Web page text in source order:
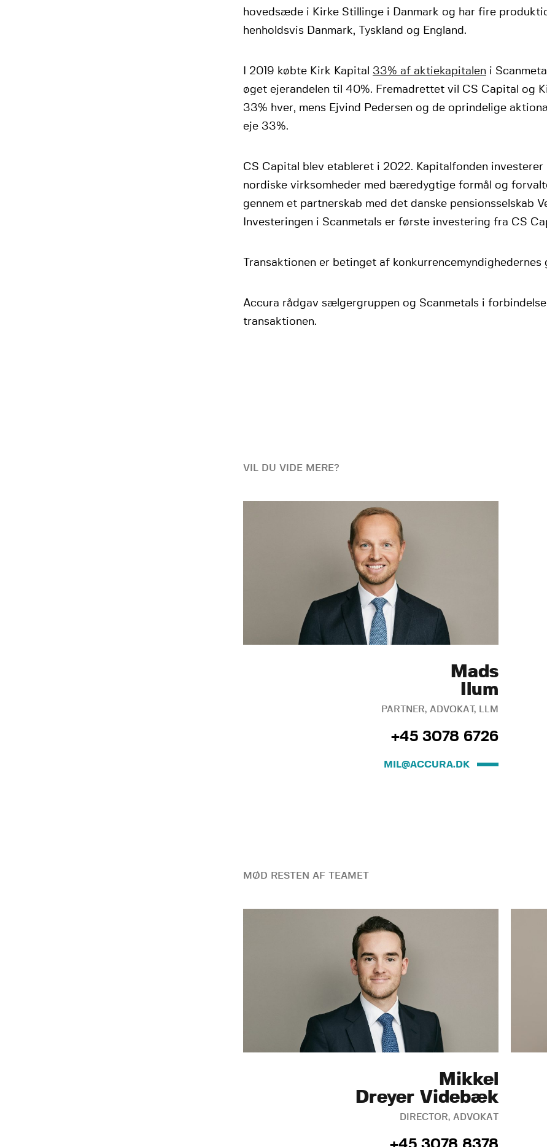
hovedsæde i Kirke Stillinge i Danmark og har fire
henholdsvis Danmark, Tyskland og England.
I 2019 købte Kirk Kapital 33% af aktiekapitalen i
øget ejerandelen til 40%. Fremadrettet vil CS Capital og
33% hver, mens Ejvind Pedersen og de oprindelige
eje 33%.
CS Capital blev etableret i 2022. Kapitalfonden investerer
nordiske virksomheder med bæredygtige formål og
gennem et partnerskab med det danske pensionsselskab
Investeringen i Scanmetals er første investering fra CS
Transaktionen er betinget af konkurrencemyndighedernes
Accura rådgav sælgergruppen og Scanmetals i forbindelse
transaktionen.
VIL DU VIDE MERE?
Mads
Ilum
PARTNER, ADVOKAT, LLM
+45 3078 6726
MIL@ACCURA.DK
MØD RESTEN AF TEAMET
Mikkel
Dreyer Videbæk
DIRECTOR, ADVOKAT